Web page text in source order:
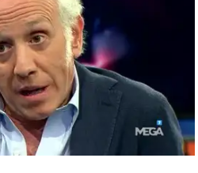
de 2017, 02:09